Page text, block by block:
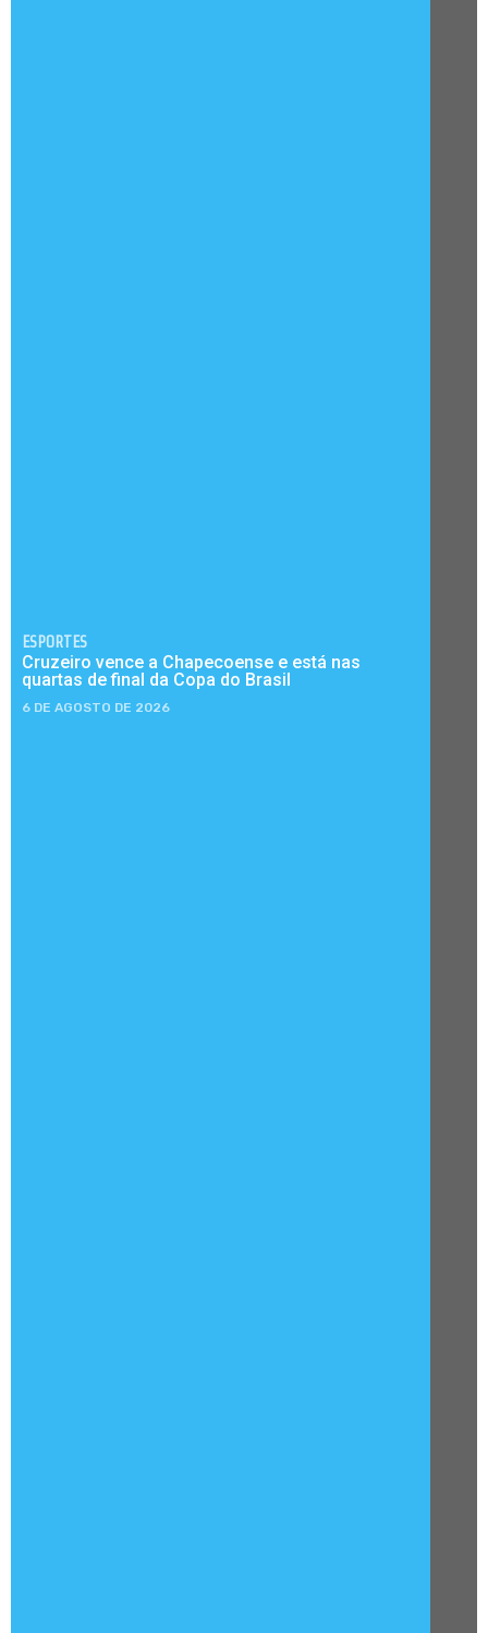
ESPORTES
Cruzeiro vence a Chapecoense e está nas
quartas de final da Copa do Brasil
6 DE AGOSTO DE 2026